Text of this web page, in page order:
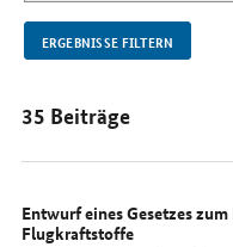
ERGEBNISSE FILTERN
35 Beiträge
Entwurf eines Gesetzes
Flugkraftstoffe